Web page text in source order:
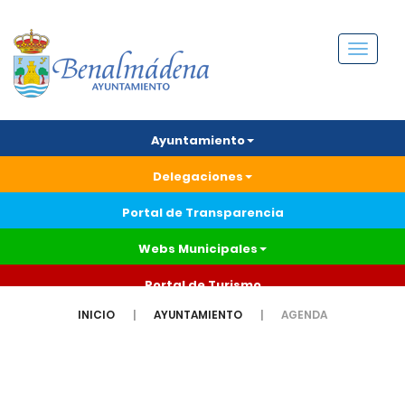
Menú
Ayuntamiento
Delegaciones
Portal de Transparencia
Webs Municipales
Portal de Turismo
INICIO AYUNTAMIENTO AGENDA